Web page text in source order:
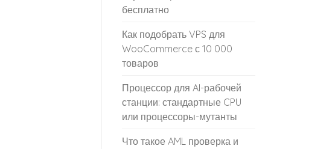
бесплатно
Как подобрать VPS для
WooCommerce с 10 000
товаров
Процессор для AI-рабочей
станции: стандартные CPU
или процессоры-мутанты
Что такое AML проверка и